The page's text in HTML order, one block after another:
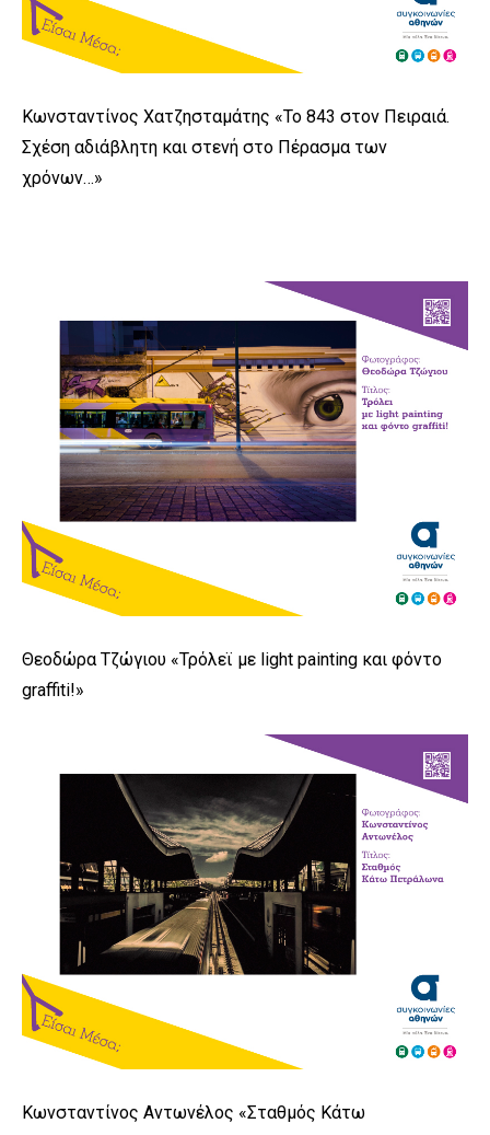
Κωνσταντίνος Χατζησταμάτης «Το 843 στον Πειραιά.
Σχέση αδιάβλητη και στενή στο Πέρασμα των
χρόνων…»
Θεοδώρα Τζώγιου «Τρόλεϊ με light painting και φόντο
graffiti!»
Κωνσταντίνος Αντωνέλος «Σταθμός Κάτω